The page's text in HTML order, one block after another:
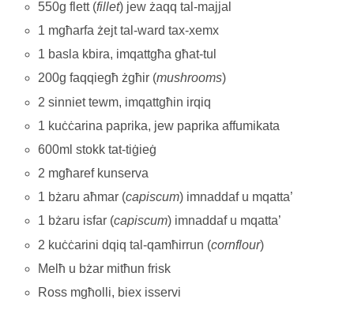
550g flett (fillet) jew żaqq tal-majjal
1 mgħarfa żejt tal-ward tax-xemx
1 basla kbira, imqattgħa għat-tul
200g faqqiegħ żgħir (mushrooms)
2 sinniet tewm, imqattgħin irqiq
1 kuċċarina paprika, jew paprika affumikata
600ml stokk tat-tiġieġ
2 mgħaref kunserva
1 bżaru aħmar (capiscum) imnaddaf u mqatta’
1 bżaru isfar (capiscum) imnaddaf u mqatta’
2 kuċċarini dqiq tal-qamħirrun (cornflour)
Melħ u bżar mitħun frisk
Ross mgħolli, biex isservi